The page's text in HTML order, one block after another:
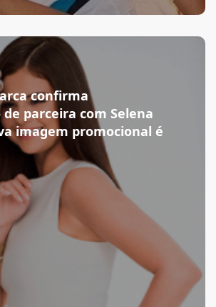
confirma
parceira com Selena
imagem promocional é